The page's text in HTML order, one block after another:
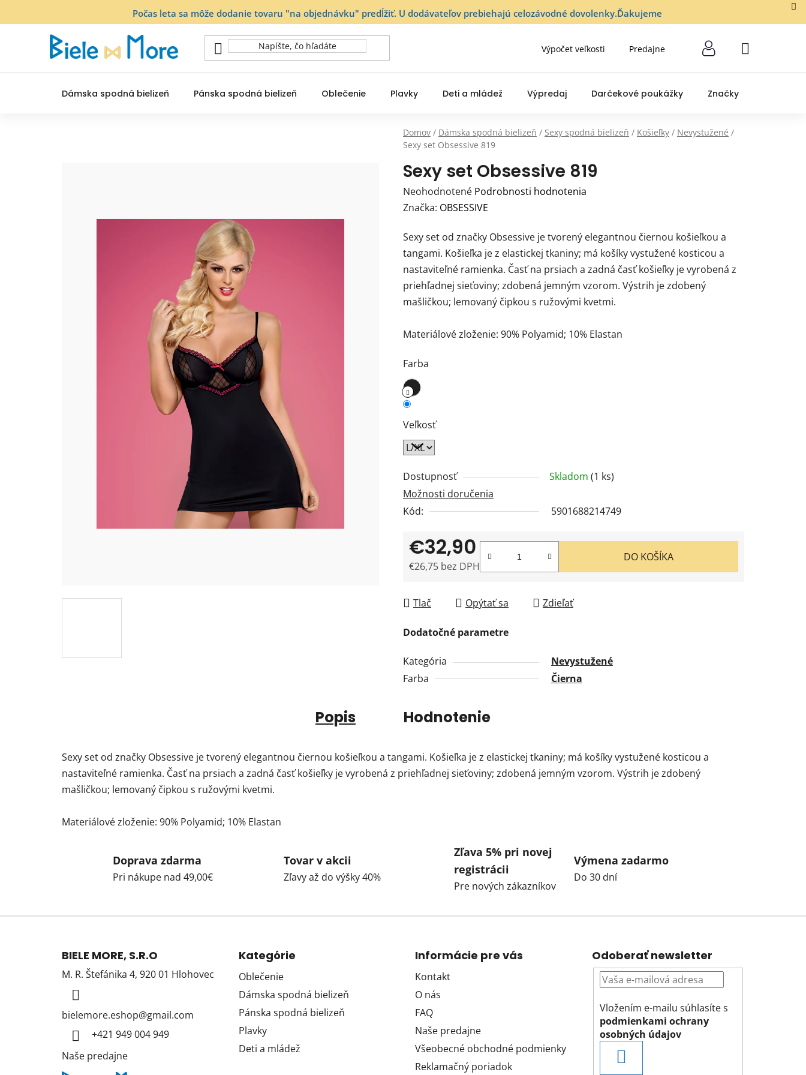
Počas leta sa môže dodanie tovaru "na objednávku" predĺžiť. U dodávateľov prebiehajú celozávodné dovolenky.Ďakujeme
Výpočet veľkosti Predajne
NÁKUPNÝ
Dámska spodná bielizeň Pánska spodná bielizeň Oblečenie Plavky Deti a mládež Výpredaj Darčekové poukážky Značky
Domov / Dámska spodná bielizeň / Sexy spodná bielizeň / Košieľky / Nevystužené /
Sexy set Obsessive 819
Sexy set Obsessive 819
Priemerné
hodnotenie
je
0,0
z
5
hviezdičiek.
Neohodnotené Podrobnosti hodnotenia
Značka: OBSESSIVE
Sexy set od značky Obsessive je tvorený elegantnou čiernou košieľkou a
tangami. Košieľka je z elastickej tkaniny; má košíky vystužené kosticou a
nastaviteľné ramienka. Časť na prsiach a zadná časť košieľky je vyrobená z
priehľadnej sieťoviny; zdobená jemným vzorom. Výstrih je zdobený
mašličkou; lemovaný čipkou s ružovými kvetmi.
Materiálové zloženie: 90% Polyamid; 10% Elastan
Farba
Veľkosť
Dostupnosť Skladom (1 ks)
Možnosti doručenia
Kód:
5901688214749
€32,90
€26,75 bez DPH
DO KOŠÍKA
Tlač Opýtať sa Zdieľať
Dodatočné parametre
Kategória
Nevystužené
Farba
Čierna
Popis Hodnotenie
Sexy set od značky Obsessive je tvorený elegantnou čiernou košieľkou a tangami. Košieľka je z elastickej tkaniny; má košíky vystužené kosticou a
nastaviteľné ramienka. Časť na prsiach a zadná časť košieľky je vyrobená z priehľadnej sieťoviny; zdobená jemným vzorom. Výstrih je zdobený
mašličkou; lemovaný čipkou s ružovými kvetmi.
Materiálové zloženie: 90% Polyamid; 10% Elastan
Doprava zdarma
Pri nákupe nad 49,00€
Tovar v akcii
Zľavy až do výšky 40%
Zľava 5% pri novej
registrácii
Pre nových zákazníkov
Výmena zadarmo
Do 30 dní
BIELE MORE, S.R.O
M. R. Štefánika 4, 920 01 Hlohovec
bielemore.eshop@gmail.com
+421 949 004 949
Naše predajne
Kategórie
Oblečenie
Dámska spodná bielizeň
Pánska spodná bielizeň
Plavky
Deti a mládež
Informácie pre vás
Kontakt
O nás
FAQ
Naše predajne
Všeobecné obchodné podmienky
Reklamačný poriadok
Odoberať newsletter
Vložením e-mailu súhlasíte s
podmienkami ochrany
osobných údajov